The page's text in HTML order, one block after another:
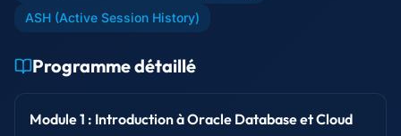
ASH (Active Session History)
Programme détaillé
Module 1 : Introduction à Oracle Database et Cloud